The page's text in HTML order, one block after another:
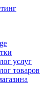
услуг
товаров